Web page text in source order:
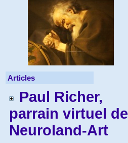
Articles
Paul Richer,
parrain virtuel de
Neuroland-Art